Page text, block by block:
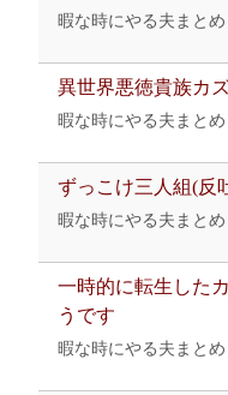
暇な時にやる夫まとめ
異世界悪徳貴族カ
暇な時にやる夫まとめ
ずっこけ三人組(反
暇な時にやる夫まとめ
一時的に転生した
うです
暇な時にやる夫まとめ